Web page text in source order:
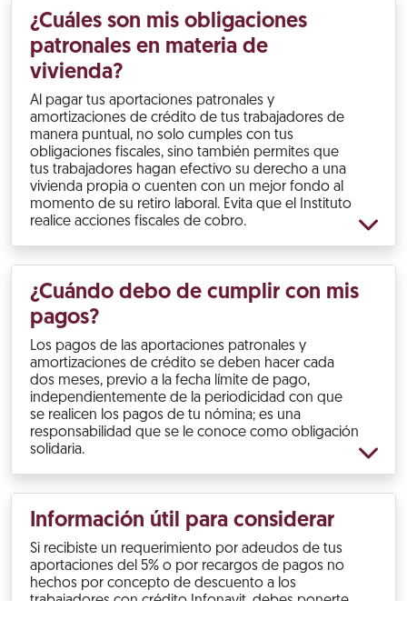
¿Cuáles son mis obligaciones
patronales en materia de
vivienda?
Al pagar tus aportaciones patronales y
amortizaciones de crédito de tus trabajadores de
manera puntual, no solo cumples con tus
obligaciones fiscales, sino también permites que
tus trabajadores hagan efectivo su derecho a una
vivienda propia o cuenten con un mejor fondo al
momento de su retiro laboral. Evita que el Instituto
realice acciones fiscales de cobro.
¿Cuándo debo de cumplir con mis
pagos?
Los pagos de las aportaciones patronales y
amortizaciones de crédito se deben hacer cada
dos meses, previo a la fecha límite de pago,
independientemente de la periodicidad con que
se realicen los pagos de tu nómina; es una
responsabilidad que se le conoce como obligación
solidaria.
Información útil para considerar
Si recibiste un requerimiento por adeudos de tus
aportaciones del 5% o por recargos de pagos no
hechos por concepto de descuento a los
trabajadores con crédito Infonavit, debes ponerte